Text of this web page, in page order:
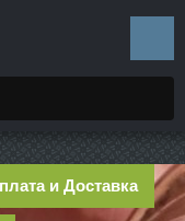
и Доставка